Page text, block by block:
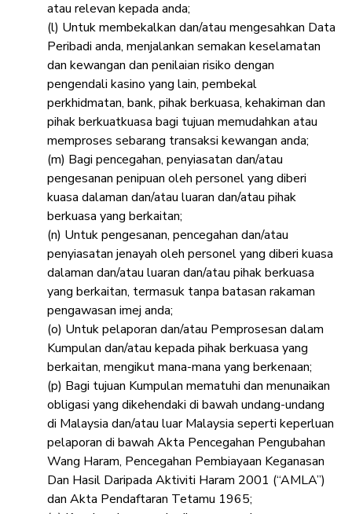
atau relevan kepada anda;
(l) Untuk membekalkan dan/atau mengesahkan Data
Peribadi anda, menjalankan semakan keselamatan
dan kewangan dan penilaian risiko dengan
pengendali kasino yang lain, pembekal
perkhidmatan, bank, pihak berkuasa, kehakiman dan
pihak berkuatkuasa bagi tujuan memudahkan atau
memproses sebarang transaksi kewangan anda;
(m) Bagi pencegahan, penyiasatan dan/atau
pengesanan penipuan oleh personel yang diberi
kuasa dalaman dan/atau luaran dan/atau pihak
berkuasa yang berkaitan;
(n) Untuk pengesanan, pencegahan dan/atau
penyiasatan jenayah oleh personel yang diberi kuasa
dalaman dan/atau luaran dan/atau pihak berkuasa
yang berkaitan, termasuk tanpa batasan rakaman
pengawasan imej anda;
(o) Untuk pelaporan dan/atau Pemprosesan dalam
Kumpulan dan/atau kepada pihak berkuasa yang
berkaitan, mengikut mana-mana yang berkenaan;
(p) Bagi tujuan Kumpulan mematuhi dan menunaikan
obligasi yang dikehendaki di bawah undang-undang
di Malaysia dan/atau luar Malaysia seperti keperluan
pelaporan di bawah Akta Pencegahan Pengubahan
Wang Haram, Pencegahan Pembiayaan Keganasan
Dan Hasil Daripada Aktiviti Haram 2001 (“AMLA”)
dan Akta Pendaftaran Tetamu 1965;